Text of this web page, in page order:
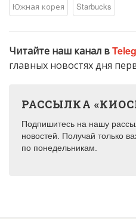
Южная корея
Starbucks
Читайте наш канал в
главных новостях дня
РАССЫЛКА
Подпишитесь на нашу
новостей. Получай только
по понедельникам.